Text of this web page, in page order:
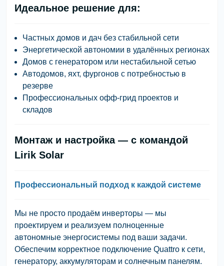
Идеальное решение для:
Частных домов и дач без стабильной сети
Энергетической автономии в удалённых регионах
Домов с генератором или нестабильной сетью
Автодомов, яхт, фургонов с потребностью в
резерве
Профессиональных офф-грид проектов и
складов
Монтаж и настройка — с командой
Lirik Solar
Профессиональный подход к каждой системе
Мы не просто продаём инверторы — мы
проектируем и реализуем полноценные
автономные энергосистемы под ваши задачи.
Обеспечим корректное подключение Quattro к сети,
генератору, аккумуляторам и солнечным панелям.